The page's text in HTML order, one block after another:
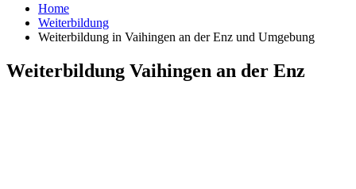
Home
Weiterbildung
Weiterbildung in Vaihingen an der Enz und Umgebung
Weiterbildung Vaihingen an der Enz